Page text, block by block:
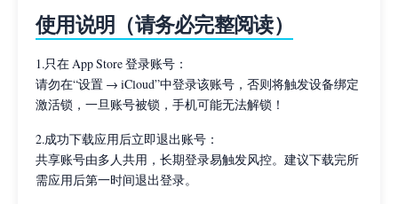
使用说明（请务必完整阅读）
1.只在 App Store 登录账号：
请勿在“设置 → iCloud”中登录该账号，否则将触发设备绑定
激活锁，一旦账号被锁，手机可能无法解锁！
2.成功下载应用后立即退出账号：
共享账号由多人共用，长期登录易触发风控。建议下载完所
需应用后第一时间退出登录。